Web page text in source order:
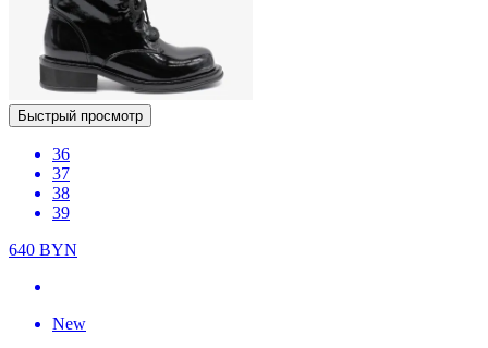
Быстрый просмотр
36
37
38
39
640 BYN
New